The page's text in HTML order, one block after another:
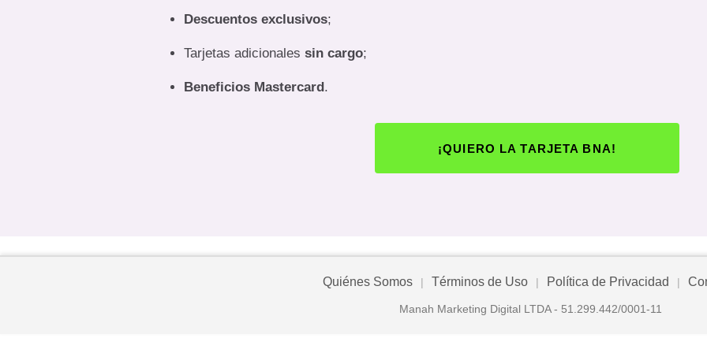
Descuentos exclusivos;
Tarjetas adicionales sin cargo;
Beneficios Mastercard .
¡QUIERO LA TARJETA BNA!
Quiénes Somos | Términos de Uso | Política de Privacidad |
Manah Marketing Digital LTDA - 51.299.442/0001-11